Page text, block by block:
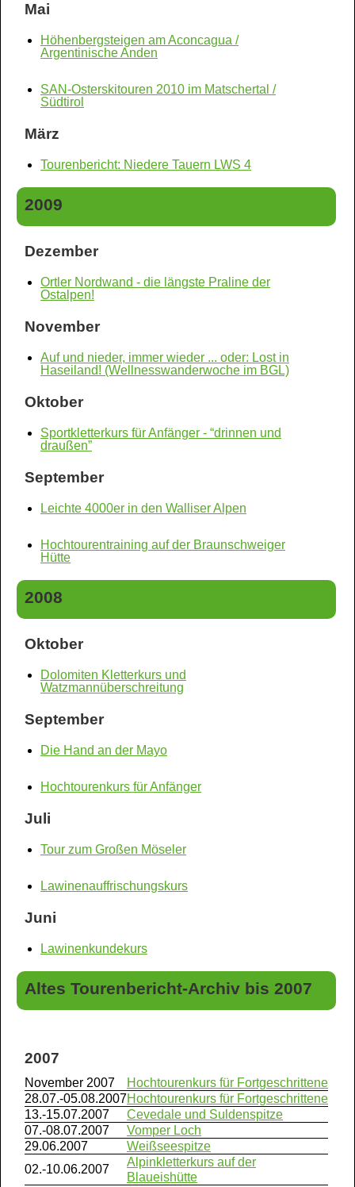
Mai
Höhenbergsteigen am Aconcagua /
Argentinische Anden
SAN-Osterskitouren 2010 im Matschertal /
Südtirol
März
Tourenbericht: Niedere Tauern LWS 4
2009
Dezember
Ortler Nordwand - die längste Praline der
Ostalpen!
November
Auf und nieder, immer wieder ... oder: Lost in
Haseiland! (Wellnesswanderwoche im BGL)
Oktober
Sportkletterkurs für Anfänger - “drinnen und
draußen”
September
Leichte 4000er in den Walliser Alpen
Hochtourentraining auf der Braunschweiger
Hütte
2008
Oktober
Dolomiten Kletterkurs und
Watzmannüberschreitung
September
Die Hand an der Mayo
Hochtourenkurs für Anfänger
Juli
Tour zum Großen Möseler
Lawinenauffrischungskurs
Juni
Lawinenkundekurs
Altes Tourenbericht-Archiv bis 2007
2007
November 2007
Hochtourenkurs für Fortgeschrittene
28.07.-05.08.2007Hochtourenkurs für Fortgeschrittene
13.-15.07.2007
Cevedale und Suldenspitze
07.-08.07.2007
Vomper Loch
29.06.2007
Weißseespitze
02.-10.06.2007
Alpinkletterkurs auf der
Blaueishütte